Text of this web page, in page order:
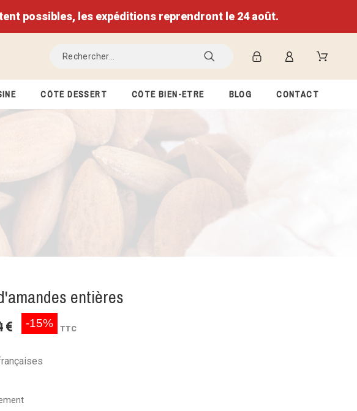
possibles, les expéditions reprendront le 24 août.
CÔTÉ DESSERT CÔTÉ BIEN-ETRE BLOG CONTACT
entières
€ -15% TTC